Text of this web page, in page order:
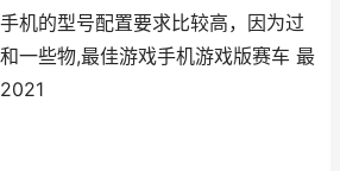
机的型号配置要求比较高，因为过
一些物,最佳游戏手机游戏版赛车 最